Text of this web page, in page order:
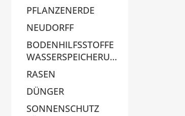
PFLANZENERDE
NEUDORFF
BODENHILFSSTOFFE
WASSERSPEICHERUNG
RASEN
DÜNGER
SONNENSCHUTZ